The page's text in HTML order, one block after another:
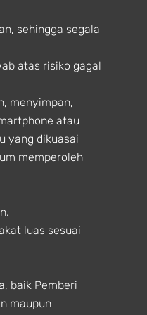
sehingga segala
atas risiko gagal
menyimpan,
atau
yang dikuasai
memperoleh
luas sesuai
baik Pemberi
maupun